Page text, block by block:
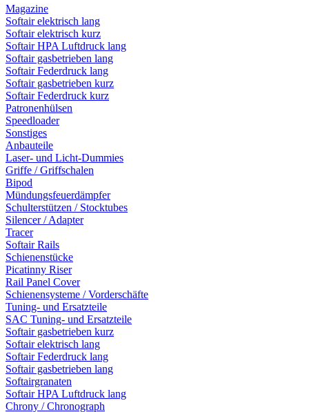
Magazine
Softair elektrisch lang
Softair elektrisch kurz
Softair HPA Luftdruck lang
Softair gasbetrieben lang
Softair Federdruck lang
Softair gasbetrieben kurz
Softair Federdruck kurz
Patronenhülsen
Speedloader
Sonstiges
Anbauteile
Laser- und Licht-Dummies
Griffe / Griffschalen
Bipod
Mündungsfeuerdämpfer
Schulterstützen / Stocktubes
Silencer / Adapter
Tracer
Softair Rails
Schienenstücke
Picatinny Riser
Rail Panel Cover
Schienensysteme / Vorderschäfte
Tuning- und Ersatzteile
SAC Tuning- und Ersatzteile
Softair gasbetrieben kurz
Softair elektrisch lang
Softair Federdruck lang
Softair gasbetrieben lang
Softairgranaten
Softair HPA Luftdruck lang
Chrony / Chronograph